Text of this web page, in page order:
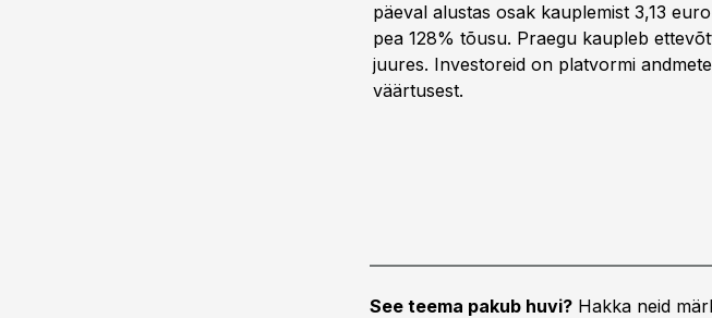
päeval alustas osak kauplemist 3,13
pea 128% tõusu. Praegu kaupleb
juures. Investoreid on platvormi
väärtusest.
See teema pakub huvi? Hakka neid